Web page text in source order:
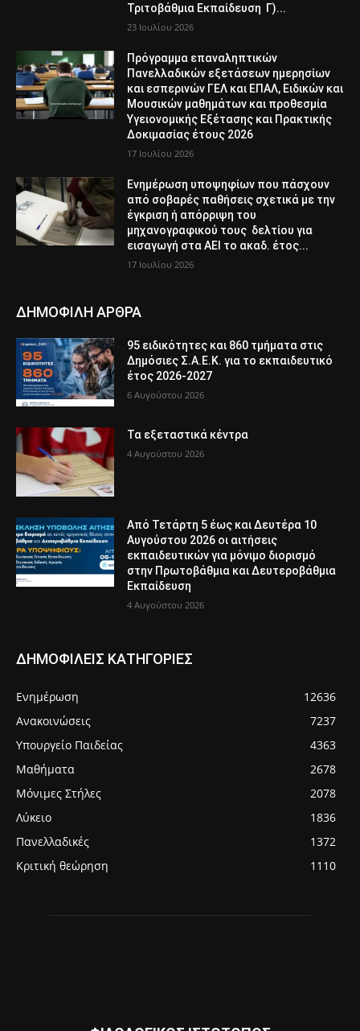
Τριτοβάθμια Εκπαίδευση Γ)...
23 Ιουλίου 2026
Πρόγραμμα επαναληπτικών
Πανελλαδικών εξετάσεων ημερησίων
και εσπερινών ΓΕΛ και ΕΠΑΛ, Ειδικών και
Μουσικών μαθημάτων και προθεσμία
Υγειονομικής Εξέτασης και Πρακτικής
Δοκιμασίας έτους 2026
17 Ιουλίου 2026
Ενημέρωση υποψηφίων που πάσχουν
από σοβαρές παθήσεις σχετικά με την
έγκριση ή απόρριψη του
μηχανογραφικού τους δελτίου για
εισαγωγή στα ΑΕΙ το ακαδ. έτος...
17 Ιουλίου 2026
ΔΗΜΟΦΙΛΗ ΑΡΘΡΑ
95 ειδικότητες και 860 τμήματα στις
Δημόσιες Σ.Α.Ε.Κ. για το εκπαιδευτικό
έτος 2026-2027
6 Αυγούστου 2026
Τα εξεταστικά κέντρα
4 Αυγούστου 2026
Από Τετάρτη 5 έως και Δευτέρα 10
Αυγούστου 2026 οι αιτήσεις
εκπαιδευτικών για μόνιμο διορισμό
στην Πρωτοβάθμια και Δευτεροβάθμια
Εκπαίδευση
4 Αυγούστου 2026
ΔΗΜΟΦΙΛΕΙΣ ΚΑΤΗΓΟΡΙΕΣ
Ενημέρωση
12636
Ανακοινώσεις
7237
Υπουργείο Παιδείας
4363
Μαθήματα
2678
Μόνιμες Στήλες
2078
Λύκειο
1836
Πανελλαδικές
1372
Κριτική θεώρηση
1110